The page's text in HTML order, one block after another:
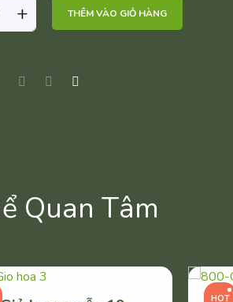
+ THÊM VÀO GIỎ HÀNG
Quan Tâm
HOT